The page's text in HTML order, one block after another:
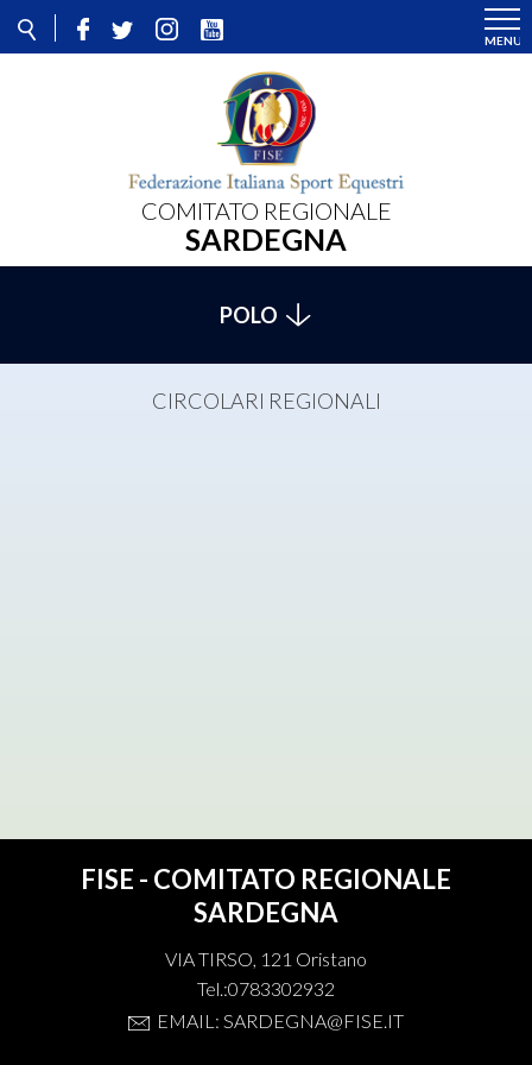
COMITATO REGIONALE
SARDEGNA
POLO
CIRCOLARI REGIONALI
FISE - COMITATO REGIONALE
SARDEGNA
VIA TIRSO, 121 Oristano
Tel.:0783302932
EMAIL: SARDEGNA@FISE.IT